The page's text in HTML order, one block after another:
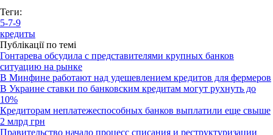
Теги:
5-7-9
кредиты
Публікації по темі
Гонтарева обсудила с представителями крупных банков
ситуацию на рынке
В Минфине работают над удешевлением кредитов для фермеров
В Украине ставки по банковским кредитам могут рухнуть до
10%
Кредиторам неплатежеспособных банков выплатили еще свыше
2 млрд грн
Правительство начало процесс списания и реструктуризации